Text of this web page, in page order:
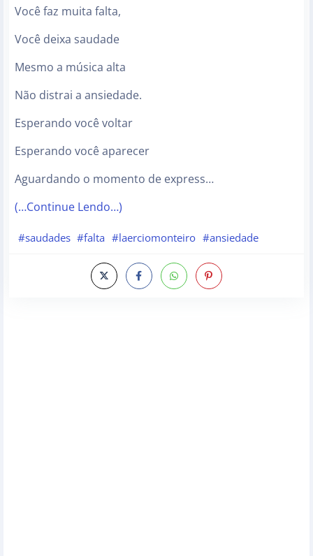
Você faz muita falta,
Você deixa saudade
Mesmo a música alta
Não distrai a ansiedade.
Esperando você voltar
Esperando você aparecer
Aguardando o momento de express…
(…Continue Lendo…)
#saudades #falta #laerciomonteiro #ansiedade